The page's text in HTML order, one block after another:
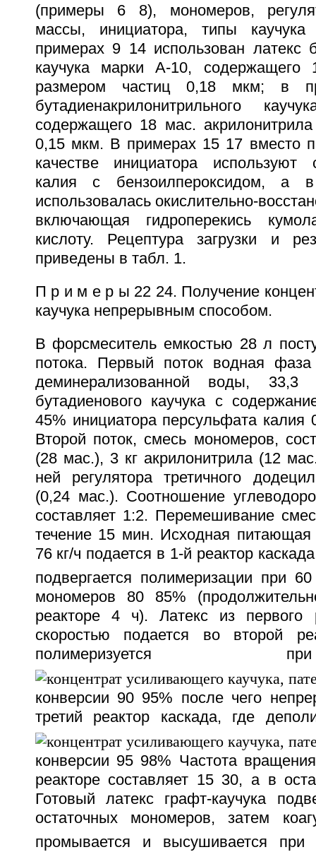
(примеры 6 8), мономеров,
массы, инициатора, типы
примерах 9 14 использован латекс
каучука марки А-10,
размером частиц 0,18 мкм; в
бутадиенакрилонитрильного
содержащего 18 мас.
0,15 мкм. В примерах 15 17 вместо
качестве инициатора используют
калия с бензоилпероксидом, а
использовалась окислительно-
включающая гидроперекись
кислоту. Рецептура загрузки и
приведены в табл. 1.
П р и м е р ы 22 24. Получение
каучука непрерывным способом.
В форсмеситель емкостью 28 л
потока. Первый поток водная
деминерализованной воды, 33,3
бутадиенового каучука с
45% инициатора персульфата калия
Второй поток, смесь мономеров,
(28 мас.), 3 кг акрилонитрила (12
ней регулятора третичного
(0,24 мас.). Соотношение
составляет 1:2. Перемешивание
течение 15 мин. Исходная питающая
76 кг/ч подается в 1-й реактор
подвергается полимеризации при
мономеров 80 85%
реакторе 4 ч). Латекс из
скоростью подается во второй
конверсии 90 95% после чего
третий реактор каскада, где
конверсии 95 98% Частота
реакторе составляет 15 30, а в
Готовый латекс графт-каучука
остаточных мономеров, затем
промывается и высушивается